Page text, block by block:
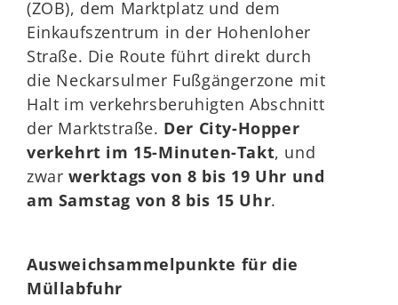
(ZOB), dem Marktplatz und dem
Einkaufszentrum in der Hohenloher
Straße. Die Route führt direkt durch
die Neckarsulmer Fußgängerzone mit
Halt im verkehrsberuhigten Abschnitt
der Marktstraße. Der City-Hopper
verkehrt im 15-Minuten-Takt, und
zwar werktags von 8 bis 19 Uhr und
am Samstag von 8 bis 15 Uhr.
Ausweichsammelpunkte für die
Müllabfuhr